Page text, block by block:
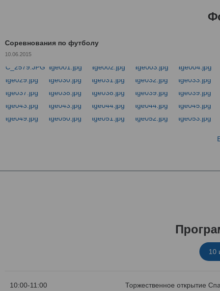
Соревнования по футболу
10.06.2015
10
10:00-11:00 Торжественное открытие